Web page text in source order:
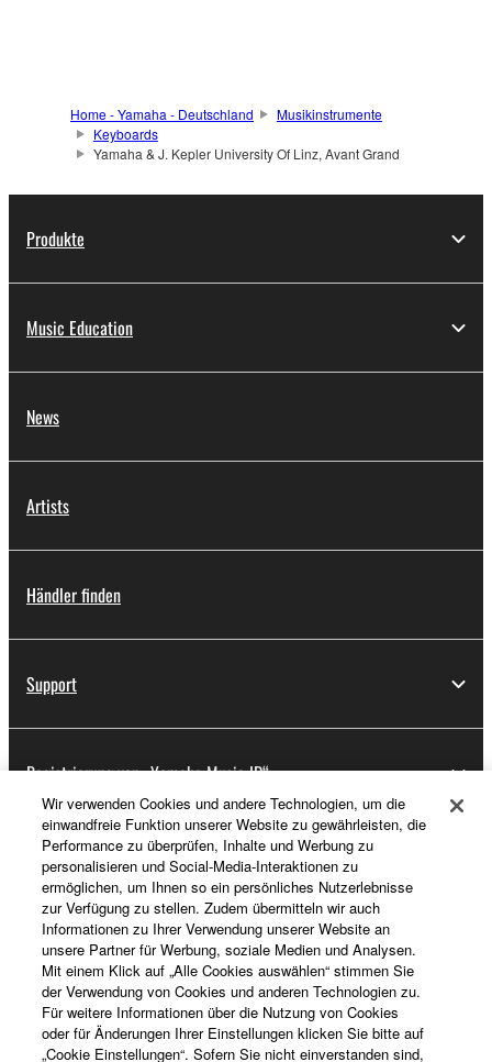
Home - Yamaha - Deutschland
Musikinstrumente
Keyboards
Yamaha & J. Kepler University Of Linz, Avant Grand
Produkte
Music Education
News
Artists
Händler finden
Support
Registrierung von „Yamaha Music ID“
Über Yamaha
Deutschland - German
Business
Wir verwenden Cookies und andere Technologien, um die
einwandfreie Funktion unserer Website zu gewährleisten, die
Performance zu überprüfen, Inhalte und Werbung zu
personalisieren und Social-Media-Interaktionen zu
ermöglichen, um Ihnen so ein persönliches Nutzerlebnisse
zur Verfügung zu stellen. Zudem übermitteln wir auch
Informationen zu Ihrer Verwendung unserer Website an
unsere Partner für Werbung, soziale Medien und Analysen.
Mit einem Klick auf „Alle Cookies auswählen“ stimmen Sie
der Verwendung von Cookies und anderen Technologien zu.
Für weitere Informationen über die Nutzung von Cookies
oder für Änderungen Ihrer Einstellungen klicken Sie bitte auf
„Cookie Einstellungen“. Sofern Sie nicht einverstanden sind,